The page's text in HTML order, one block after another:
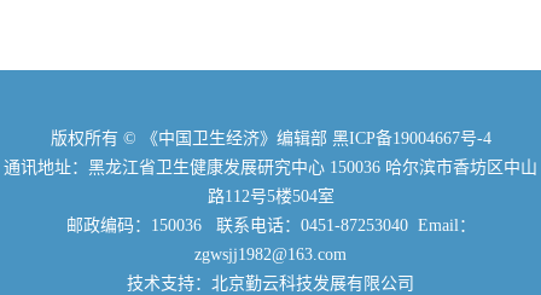
版权所有 © 《中国卫生经济》编辑部 黑ICP备19004667号-4
通讯地址：黑龙江省卫生健康发展研究中心 150036 哈尔滨市香坊区中山
路112号5楼504室
邮政编码：150036 联系电话：0451-87253040 Email：
zgwsjj1982@163.com
技术支持：北京勤云科技发展有限公司